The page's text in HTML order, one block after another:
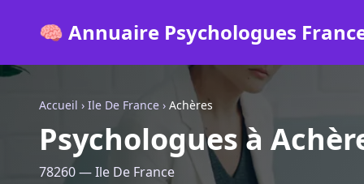
🧠 Annuaire Psychologues
Accueil › Ile De France › Achères
Psychologues à
78260 — Ile De France